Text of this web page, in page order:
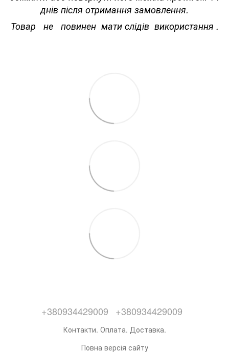
днів після отримання замовлення.
Товар не повинен мати слідів використання .
+380934429009 +380934429009
Контакти. Оплата. Доставка.
Повна версія сайту